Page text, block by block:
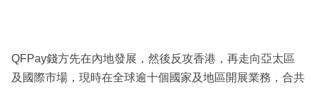
QFPay錢方先在內地發展，然後反攻香港，再走向亞太區
及國際市場，現時在全球逾十個國家及地區開展業務，合共